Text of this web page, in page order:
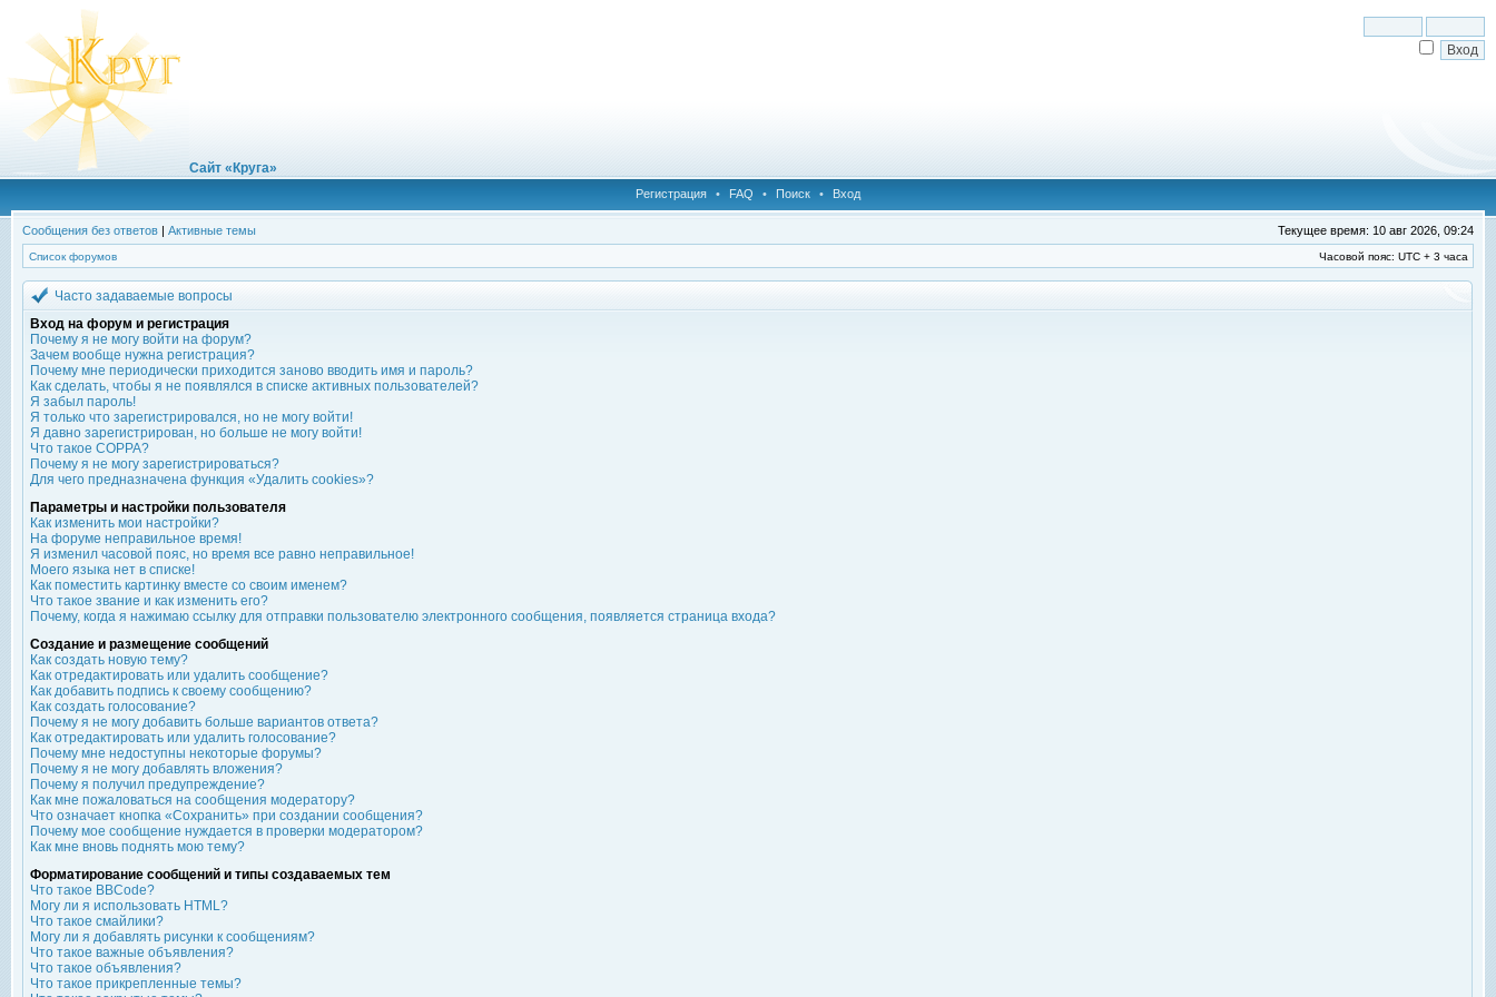
Сайт «Круга»
Регистрация • FAQ • Поиск • Вход
Сообщения без ответов | Активные темы Текущее время: 10 авг 2026, 09:24
Список форумов Часовой пояс: UTC + 3 часа
Часто задаваемые вопросы
Вход на форум и регистрация
Почему я не могу войти на форум?
Зачем вообще нужна регистрация?
Почему мне периодически приходится заново вводить имя и пароль?
Как сделать, чтобы я не появлялся в списке активных пользователей?
Я забыл пароль!
Я только что зарегистрировался, но не могу войти!
Я давно зарегистрирован, но больше не могу войти!
Что такое COPPA?
Почему я не могу зарегистрироваться?
Для чего предназначена функция «Удалить cookies»?
Параметры и настройки пользователя
Как изменить мои настройки?
На форуме неправильное время!
Я изменил часовой пояс, но время все равно неправильное!
Моего языка нет в списке!
Как поместить картинку вместе со своим именем?
Что такое звание и как изменить его?
Почему, когда я нажимаю ссылку для отправки пользователю электронного сообщения, появляется страница входа?
Создание и размещение сообщений
Как создать новую тему?
Как отредактировать или удалить сообщение?
Как добавить подпись к своему сообщению?
Как создать голосование?
Почему я не могу добавить больше вариантов ответа?
Как отредактировать или удалить голосование?
Почему мне недоступны некоторые форумы?
Почему я не могу добавлять вложения?
Почему я получил предупреждение?
Как мне пожаловаться на сообщения модератору?
Что означает кнопка «Сохранить» при создании сообщения?
Почему мое сообщение нуждается в проверки модератором?
Как мне вновь поднять мою тему?
Форматирование сообщений и типы создаваемых тем
Что такое BBCode?
Могу ли я использовать HTML?
Что такое смайлики?
Могу ли я добавлять рисунки к сообщениям?
Что такое важные объявления?
Что такое объявления?
Что такое прикрепленные темы?